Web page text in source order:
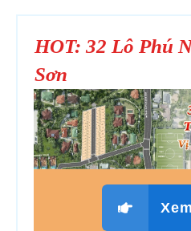
HOT: 32 Lô Phú
Sơn